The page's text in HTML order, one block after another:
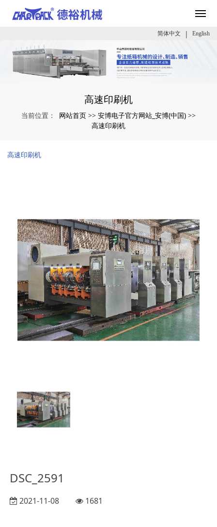
简体中文 | English
高速印刷机
当前位置： 网站首页 >> 安博电子官方网站_安博(中国) >>
高速印刷机
高速印刷机
DSC_2591
2021-11-08 1681